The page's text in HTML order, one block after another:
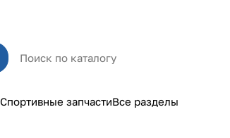
Спортивные запчастиВсе разделы